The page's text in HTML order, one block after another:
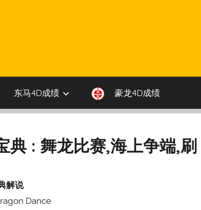
东马4D成绩 豪龙4D成绩
典 : 舞龙比赛,海上争端,刷
解说
Dance